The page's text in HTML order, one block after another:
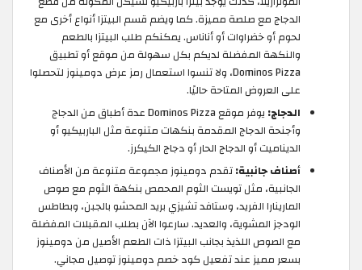
الدجاج مع صلصة مميزة. كما ويضم قسم البيتزا أنواع أخرى مع
لحوم أو خضراوات أو أناناس. يمكنكم طلب البيتزا بالطعم
والنكهة المفضلة لديكم بكل سهولة من موقع أو تطبيق
Dominos Pizza، ولا تنسوا استعمال رمز عرض دومينوز لتحصلوا
على العروض المتاحة حاليًا.
الدجاج:
يوفر موقع Dominos Pizza عدة أطباق من الدجاج
وأجنحة الدجاج المقدمة بنكهات متنوعة مثل الباربيكيو أو
الديناميت أو الدجاج الحار أو دجاج الكيكرز.
أصناف جانبية:تقدم دومينوز مجموعة متنوعة من الأصناف
الجانبية، مثل تويست الثوم المحمص بنكهة الثوم مع صوص
المارينارا الفريد، وستافد تشيزي بريد المحشو بالجبن، وبطاطس
الودجز المشوية، والعديد. سارعوا الآن بطلب المقبلات المفضلة
مع الصوص اللذيذ بجانب البيتزا ذات الطعم الأصيل من دومينوز
بسعر مميز عند تفعيل كود خصم دومينوز توصيل مجاني.